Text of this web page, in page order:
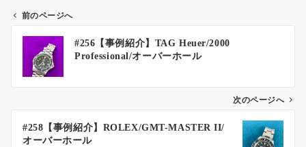
前のページへ
#256【事例紹介】TAG Heuer/2000
Professional/オーバーホール
次のページへ
#258【事例紹介】ROLEX/GMT-MASTER II/
オーバーホール